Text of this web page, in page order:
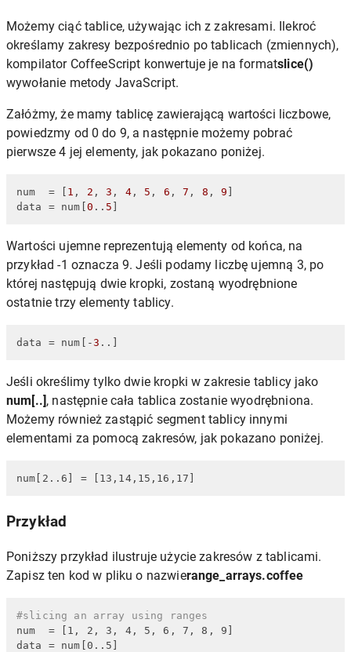
Możemy ciąć tablice, używając ich z zakresami. Ilekroć
określamy zakresy bezpośrednio po tablicach (zmiennych),
kompilator CoffeeScript konwertuje je na formatslice()
wywołanie metody JavaScript.
Załóżmy, że mamy tablicę zawierającą wartości liczbowe,
powiedzmy od 0 do 9, a następnie możemy pobrać
pierwsze 4 jej elementy, jak pokazano poniżej.
num
  = [
1 , 2 , 3 , 4, 5 , 6 , 7 , 8 , 9
data
= num[ 0 .. 5
Wartości ujemne reprezentują elementy od końca, na
przykład -1 oznacza 9. Jeśli podamy liczbę ujemną 3, po
której następują dwie kropki, zostaną wyodrębnione
ostatnie trzy elementy tablicy.
data = num[-3 ..]
Jeśli określimy tylko dwie kropki w zakresie tablicy jako
num[..], następnie cała tablica zostanie wyodrębniona.
Możemy również zastąpić segment tablicy innymi
elementami za pomocą zakresów, jak pokazano poniżej.
num[2..6] = [13,14,15,16,17]
Przykład
Poniższy przykład ilustruje użycie zakresów z tablicami.
Zapisz ten kod w pliku o nazwierange_arrays.coffee
#slicing an array using ranges
num  = [1, 2, 3, 4, 5, 6, 7, 8, 9]
data = num[0..5]